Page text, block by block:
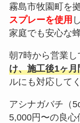
霧島市牧園町を拠
スプレーを使用
家庭でも安心な
朝7時から営業し
け、施工後1ヶ
ルにも対応して
アシナガバチ（
5,000円〜の良